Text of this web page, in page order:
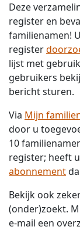
Deze
register en
familienamen!
register
lijst met
gebruikers
bericht sturen.
Via Mijn
door u
10
register; heeft
abonnement
Bekijk ook
(onder)zoekt.
e-mail een